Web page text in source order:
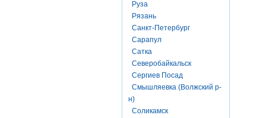
Руза
Рязань
Санкт-Петербург
Сарапул
Сатка
Северобайкальск
Сергиев Посад
Смышляевка (Волжский р-
н)
Соликамск